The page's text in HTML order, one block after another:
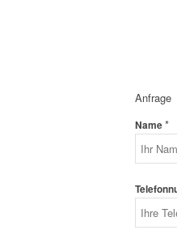
Anfrage
Name*